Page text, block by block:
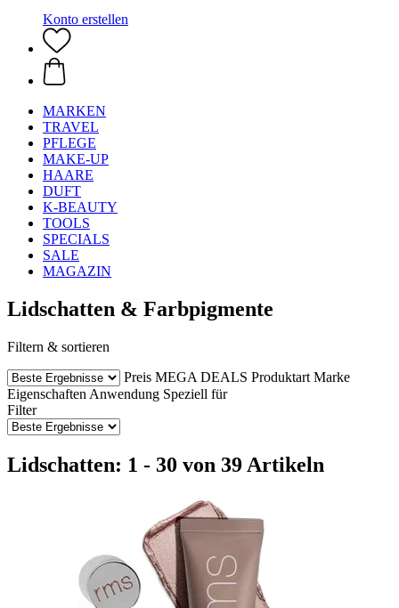
Konto erstellen
MARKEN
TRAVEL
PFLEGE
MAKE-UP
HAARE
DUFT
K-BEAUTY
TOOLS
SPECIALS
SALE
MAGAZIN
Lidschatten & Farbpigmente
Filtern & sortieren
Preis MEGA DEALS Produktart Marke
Eigenschaften Anwendung Speziell für
Filter
Lidschatten: 1 - 30 von 39 Artikeln